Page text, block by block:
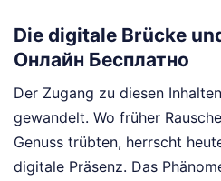
Die digitale Brücke
Онлайн Бесплатно
Der Zugang zu diesen
gewandelt. Wo früher
Genuss trübten, herrscht
digitale Präsenz. Das